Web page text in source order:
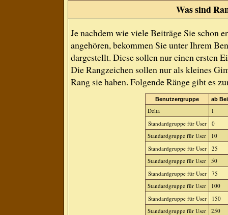
Was sind
Je nachdem wie viele Beiträge Sie schon
angehören, bekommen Sie unter Ihrem
dargestellt. Diese sollen nur einen ersten
Die Rangzeichen sollen nur als kleines
Rang sie haben. Folgende Ränge gibt es
Benutzergruppe ab
Delta
1
Standardgruppe für User
0
Standardgruppe für User
10
Standardgruppe für User
25
Standardgruppe für User
50
Standardgruppe für User
75
Standardgruppe für User
100
Standardgruppe für User
150
Standardgruppe für User
250